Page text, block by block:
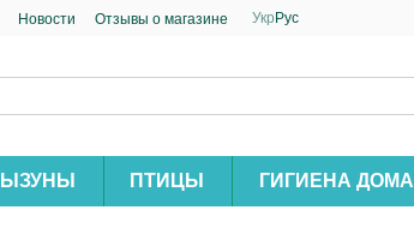
Новости Отзывы о магазине Укр Рус
ПТИЦЫ ГИГИЕНА ДОМА